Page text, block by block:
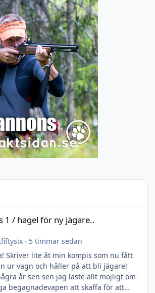
jägare..
1 / hagel för ny jägare..
· 5 timmar sedan
fått
ur vagn och håller på att bli jägare!
år sen sen jag läste allt möjligt om
begagnadevapen att skaffa för att